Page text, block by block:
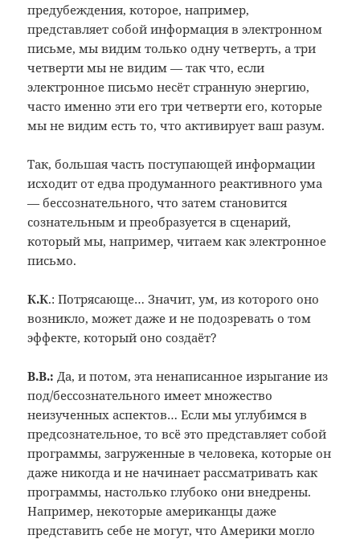
предубеждения, которое, например,
представляет собой информация в электронном
письме, мы видим только одну четверть, а три
четверти мы не видим — так что, если
электронное письмо несёт странную энергию,
часто именно эти его три четверти его, которые
мы не видим есть то, что активирует ваш разум.
Так, большая часть поступающей информации
исходит от едва продуманного реактивного ума
— бессознательного, что затем становится
сознательным и преобразуется в сценарий,
который мы, например, читаем как электронное
письмо.
К.К.: Потрясающе… Значит, ум, из которого оно
возникло, может даже и не подозревать о том
эффекте, который оно создаёт?
В.В.: Да, и потом, эта ненаписанное изрыгание из
под/бессознательного имеет множество
неизученных аспектов… Если мы углубимся в
предсознательное, то всё это представляет собой
программы, загруженные в человека, которые он
даже никогда и не начинает рассматривать как
программы, настолько глубоко они внедрены.
Например, некоторые американцы даже
представить себе не могут, что Америки могло